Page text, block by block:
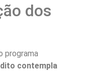
dos
programa
contempla